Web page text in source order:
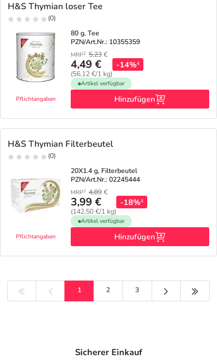
H&S Thymian loser Tee
(0)
Pflichtangaben
80 g, Tee
PZN/Art.Nr.: 10355359
MRP2 5,23 €
4,49 €
(56,12 €/1 kg)
-14%4
Artikel verfügbar
Hinzufügen
H&S Thymian Filterbeutel
(0)
Pflichtangaben
20X1.4 g, Filterbeutel
PZN/Art.Nr.: 02245444
MRP2 4,89 €
3,99 €
(142,50 €/1 kg)
-18%4
Artikel verfügbar
Hinzufügen
1 2 3 Nächste Seite
Sicherer Einkauf